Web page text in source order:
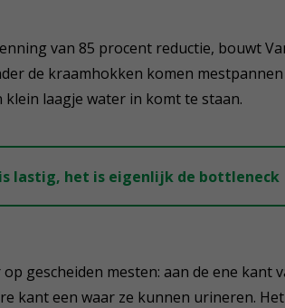
van 85 procent reductie, bouwt
de kraamhokken komen mestpannen
laagje water in komt te staan.
lastig, het is eigenlijk de bottleneck
gescheiden mesten: aan de ene kant
kant een waar ze kunnen urineren. Het